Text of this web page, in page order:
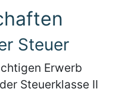
Steuer
Erwerb
Steuerklasse II